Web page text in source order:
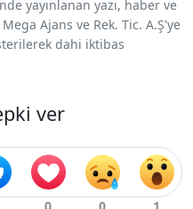
yayınlanan yazı, haber ve
Ajans ve Rek. Tic. A.Ş'ye
dahi iktibas
ver